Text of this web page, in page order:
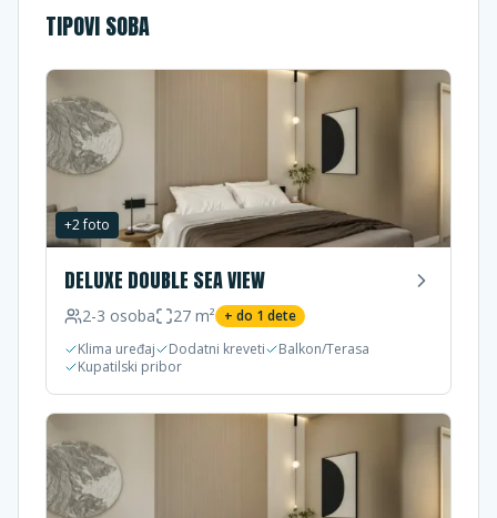
TIPOVI SOBA
+2foto
DELUXE DOUBLE SEA VIEW
2-3 osoba 27 m² + do 1 dete
Klima uređaj
Dodatni kreveti
Balkon/Terasa
Kupatilski pribor